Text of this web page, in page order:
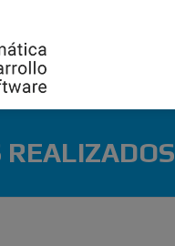
REALIZADOS